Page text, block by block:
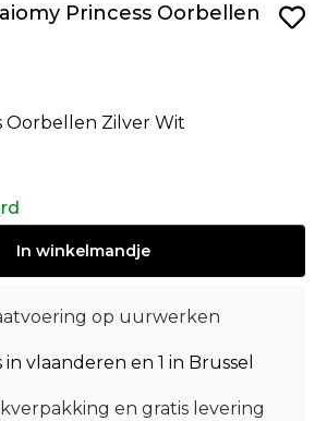
Princess Oorbellen
Oorbellen Zilver Wit
In winkelmandje
op uurwerken
vlaanderen en 1 in Brussel
en gratis levering